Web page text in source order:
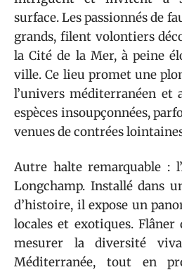
surface. Les passionnés de
grands, filent volontiers
la Cité de la Mer, à peine
ville. Ce lieu promet une
l’univers méditerranéen et
espèces insoupçonnées,
venues de contrées
Autre halte remarquable :
Longchamp. Installé dans
d’histoire, il expose un
locales et exotiques. Flâner
mesurer la diversité
Méditerranée, tout en